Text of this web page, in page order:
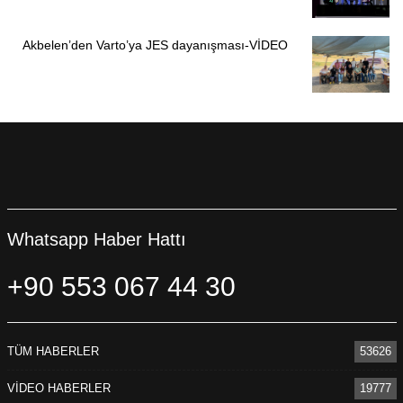
Akbelen’den Varto’ya JES dayanışması-VİDEO
Whatsapp Haber Hattı
+90 553 067 44 30
TÜM HABERLER 53626
VİDEO HABERLER 19777